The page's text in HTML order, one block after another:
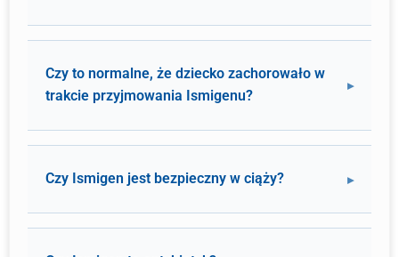
Czy to normalne, że dziecko zachorowało w
trakcie przyjmowania Ismigenu?
Czy Ismigen jest bezpieczny w ciąży?